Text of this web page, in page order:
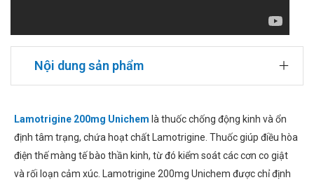
Nội dung sản phẩm
Lamotrigine 200mg Unichem là thuốc chống động kinh và ổn
định tâm trạng, chứa hoạt chất Lamotrigine. Thuốc giúp điều hòa
điện thế màng tế bào thần kinh, từ đó kiểm soát các cơn co giật
và rối loạn cảm xúc. Lamotrigine 200mg Unichem được chỉ định